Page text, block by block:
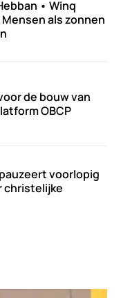
• Winq
als zonnen
de bouw van
OBCP
voorlopig
christelijke